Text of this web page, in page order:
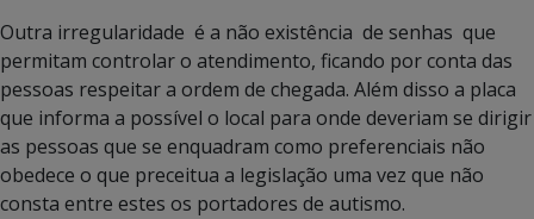
Outra irregularidade é a não existência de senhas que
permitam controlar o atendimento, ficando por conta das
pessoas respeitar a ordem de chegada. Além disso a placa
que informa a possível o local para onde deveriam se dirigir
as pessoas que se enquadram como preferenciais não
obedece o que preceitua a legislação uma vez que não
consta entre estes os portadores de autismo.